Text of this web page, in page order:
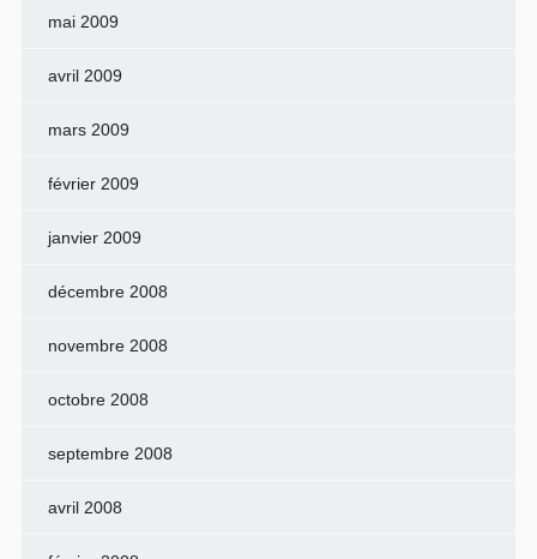
mai 2009
avril 2009
mars 2009
février 2009
janvier 2009
décembre 2008
novembre 2008
octobre 2008
septembre 2008
avril 2008